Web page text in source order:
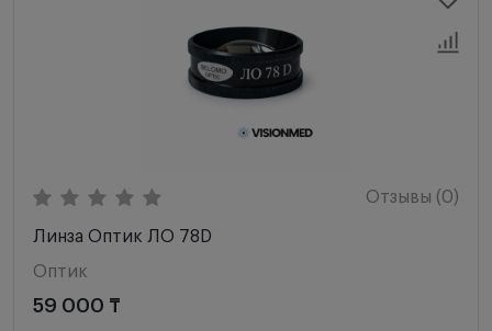
Отзывы (0)
Линза Оптик ЛО 78D
Оптик
59 000 ₸